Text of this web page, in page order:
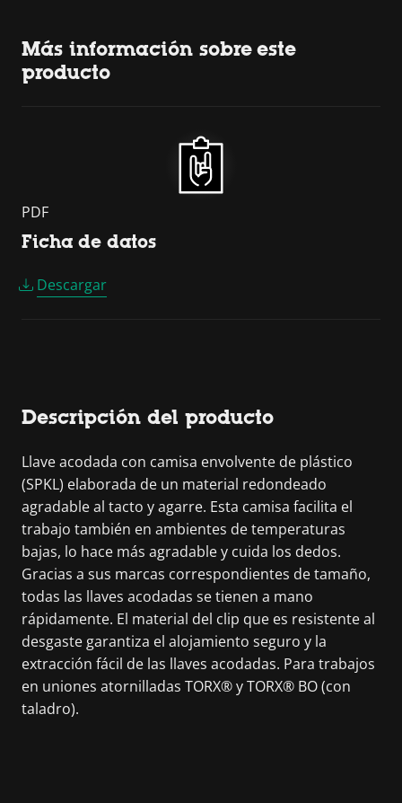
Más información sobre este
producto
PDF
Ficha de datos
Descargar
Descripción del producto
Llave acodada con camisa envolvente de plástico
(SPKL) elaborada de un material redondeado
agradable al tacto y agarre. Esta camisa facilita el
trabajo también en ambientes de temperaturas
bajas, lo hace más agradable y cuida los dedos.
Gracias a sus marcas correspondientes de tamaño,
todas las llaves acodadas se tienen a mano
rápidamente. El material del clip que es resistente al
desgaste garantiza el alojamiento seguro y la
extracción fácil de las llaves acodadas. Para trabajos
en uniones atornilladas TORX® y TORX® BO (con
taladro).